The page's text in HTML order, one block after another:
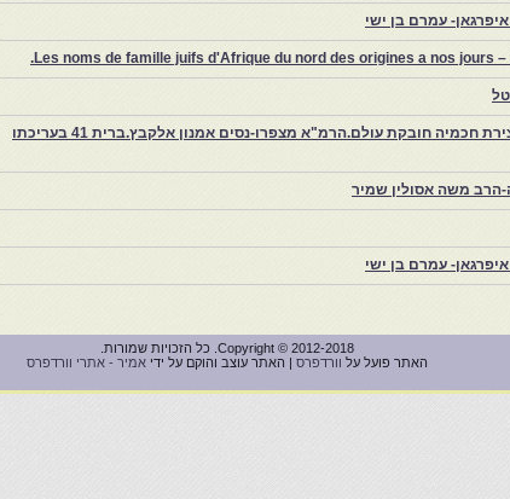
עמרם בן ישי
Les noms de famille juifs d'Afrique du nord des origines a nos jours –
צפרו – קהילה יהודית קטנה במרוקו, ויצירת חכמיה חובקת עולם.הרמ"א מצפרו-נסים אמנון אלקבץ.ברית 41 בעריכתו
משה אסולין שמיר
עמרם בן ישי
Copyright © 2012-2018. כל הזכויות שמורות.
האתר פועל על וורדפרס | האתר עוצב והוקם על ידי אמיר - אתרי וורדפרס